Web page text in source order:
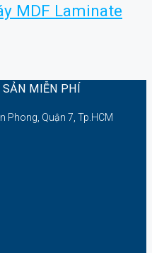
MDF Laminate
SẢN MIỄN PHÍ
Phong, Quận 7, Tp.HCM